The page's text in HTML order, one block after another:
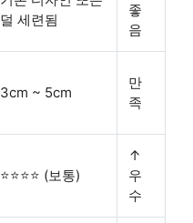
덜 세련됨
좋
음
3cm ~ 5cm
만
족
⭐⭐⭐⭐ (보통)
↑
우
수